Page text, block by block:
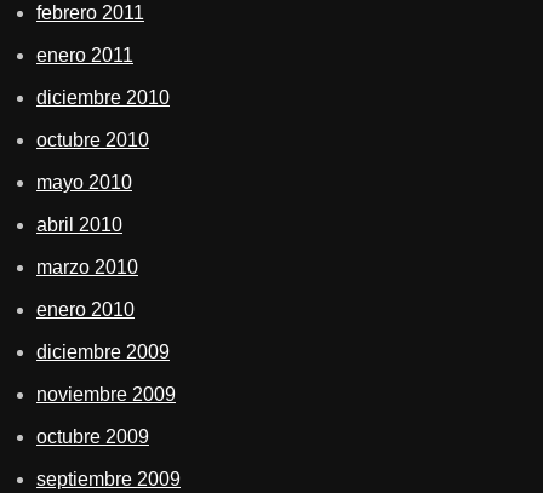
febrero 2011
enero 2011
diciembre 2010
octubre 2010
mayo 2010
abril 2010
marzo 2010
enero 2010
diciembre 2009
noviembre 2009
octubre 2009
septiembre 2009